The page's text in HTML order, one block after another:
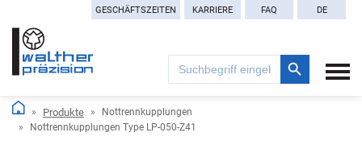
GESCHÄFTSZEITEN KARRIERE FAQ DE
Search
for:
Search Button
Produkte
Nottrennkupplungen
Nottrennkupplungen Type LP-050-Z41